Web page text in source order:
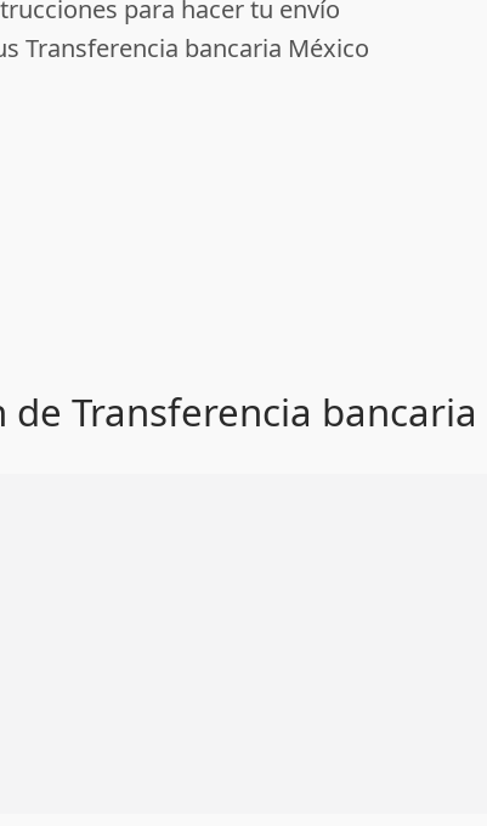
para hacer tu envío
Transferencia bancaria México
de Transferencia